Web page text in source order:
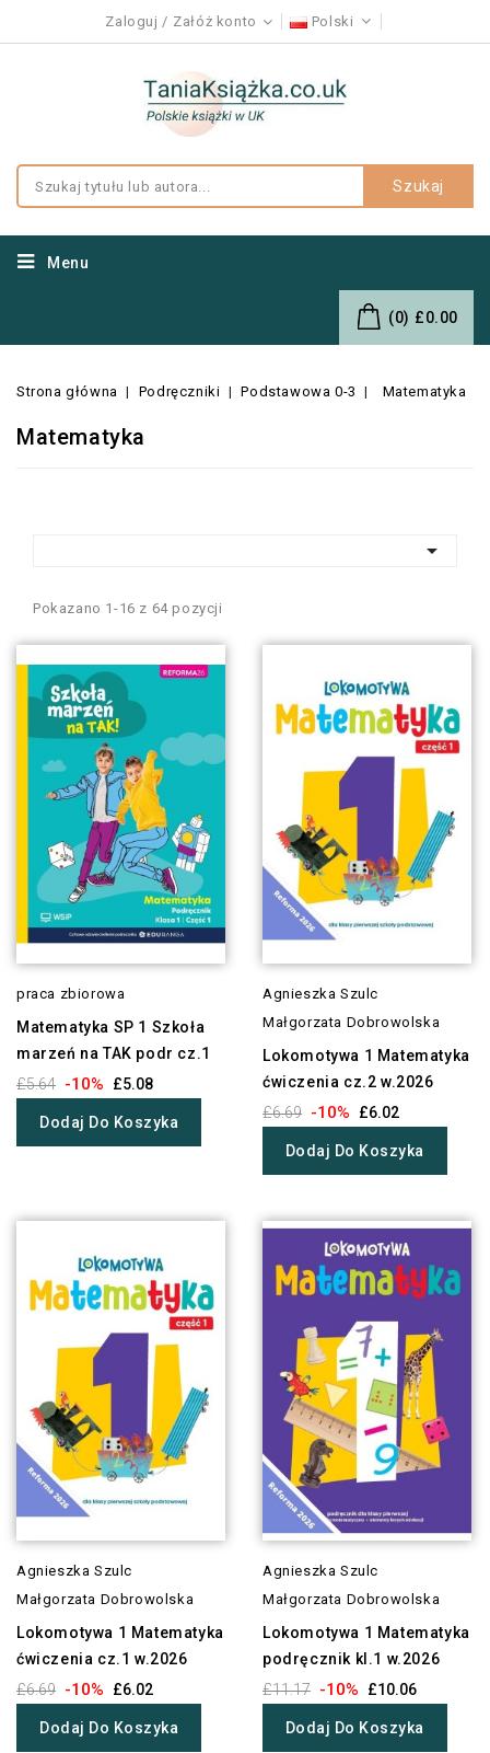
Zaloguj Załóż konto Polski
Szukaj
Menu
(0) £0.00
Strona główna Podręczniki Podstawowa 0-3 Matematyka
Matematyka

Pokazano 1-16 z 64 pozycji
praca zbiorowa
Matematyka SP 1 Szkoła
marzeń na TAK podr cz.1
£5.64 -10% £5.08
Dodaj Do Koszyka
Agnieszka Szulc
Małgorzata Dobrowolska
Lokomotywa 1 Matematyka
ćwiczenia cz.2 w.2026
£6.69 -10% £6.02
Dodaj Do Koszyka
Agnieszka Szulc
Małgorzata Dobrowolska
Lokomotywa 1 Matematyka
ćwiczenia cz.1 w.2026
£6.69 -10% £6.02
Dodaj Do Koszyka
Agnieszka Szulc
Małgorzata Dobrowolska
Lokomotywa 1 Matematyka
podręcznik kl.1 w.2026
£11.17 -10% £10.06
Dodaj Do Koszyka